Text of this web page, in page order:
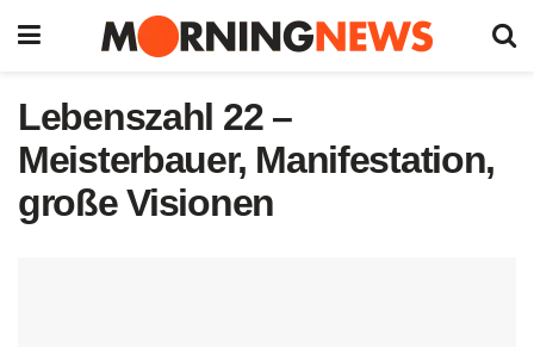
Lebenszahl 22 –
Meisterbauer, Manifestation,
große Visionen